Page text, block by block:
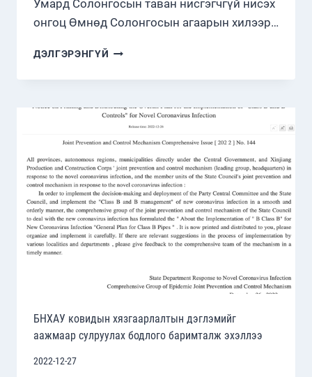
Умард Солонгосын таван нисгэгчгүй нисэх
онгоц Өмнөд Солонгосын агаарын хилээр…
ДЭЛГЭРЭНГҮЙ УМАРД
НИСЭГЧГҮЙ
ОНГОЦУУД
ӨМНӨД
СОЛОНГОСЫН
НЭВТЭРЛЭЭ
БНХАУ ковидын хязгаарлалтын дэглэмийг
аажмаар сулруулах бодлого баримталж эхэллээ
2022-12-27